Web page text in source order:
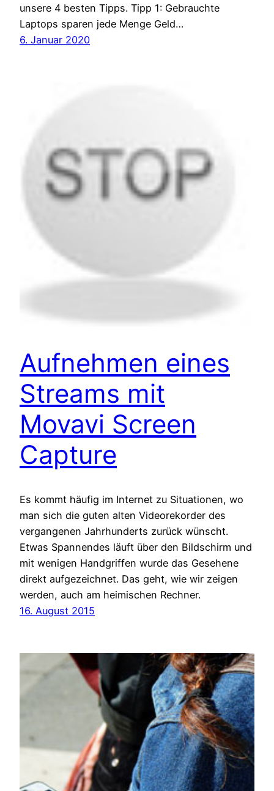
unsere 4 besten Tipps. Tipp 1: Gebrauchte
Laptops sparen jede Menge Geld…
6. Januar 2020
Aufnehmen eines
Streams mit
Movavi Screen
Capture
Es kommt häufig im Internet zu Situationen, wo
man sich die guten alten Videorekorder des
vergangenen Jahrhunderts zurück wünscht.
Etwas Spannendes läuft über den Bildschirm und
mit wenigen Handgriffen wurde das Gesehene
direkt aufgezeichnet. Das geht, wie wir zeigen
werden, auch am heimischen Rechner.
16. August 2015